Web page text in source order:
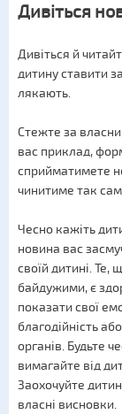
Дивіться
Дивіться й
дитину ставити
лякають.
Стежте за
вас приклад,
сприйматимете
чинитиме так
Чесно кажіть
новина вас
своїй дитині. Те,
байдужими, є
показати свої
благодійність
органів. Будьте
вимагайте від
Заохочуйте
власні висновки.